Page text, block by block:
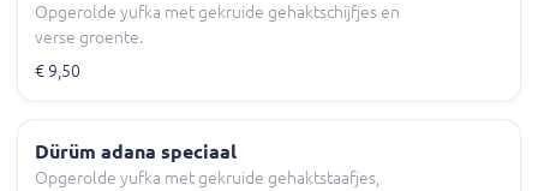
Opgerolde yufka met gekruide gehaktschijfjes en
verse groente.
€ 9,50
Dürüm adana speciaal
Opgerolde yufka met gekruide gehaktstaafjes,